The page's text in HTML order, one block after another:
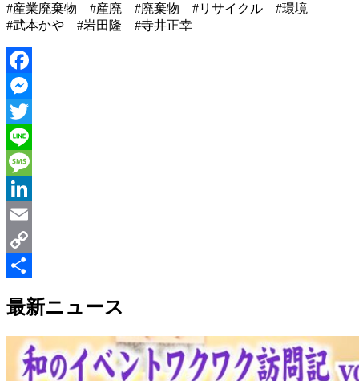
#産業廃棄物 #産廃 #廃棄物 #リサイクル #環境
#武本かや #岩田隆 #寺井正幸
最新ニュース